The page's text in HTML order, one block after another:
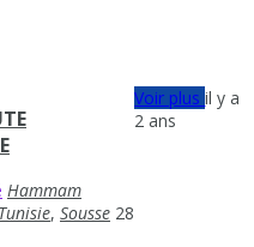
Hammam
, Sousse 28
Voir plusil y a
2 ans